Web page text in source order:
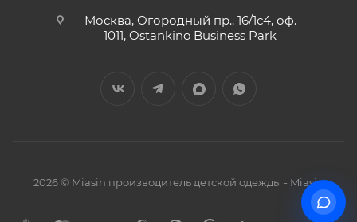
Москва, Огородный пр., 16/1с4, оф.
1011, Ostankino Business Park
2026 © Miasin производитель детской одежды - Miasin